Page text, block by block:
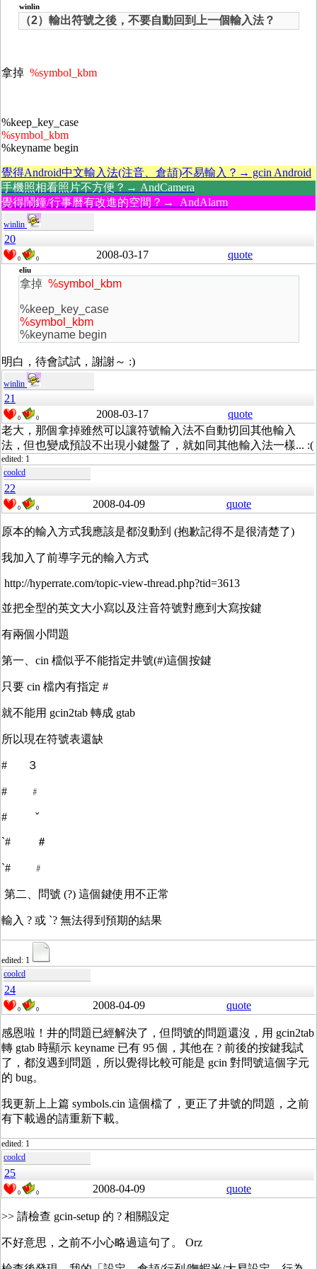
winlin
（2）輸出符號之後，不要自動回到上一個輸入法？
拿掉 %symbol_kbm
%keep_key_case
%symbol_kbm
%keyname begin
覺得Android中文輸入法(注音、倉頡)不易輸入？→ gcin Android
手機照相看照片不方便？→ AndCamera
覺得鬧鐘/行事曆有改進的空間？→ AndAlarm
winlin
20
0 0 2008-03-17 quote
eliu
拿掉 %symbol_kbm
%keep_key_case
%symbol_kbm
%keyname begin
明白，待會試試，謝謝～ :)
winlin
21
0 0 2008-03-17
quote
老大，那個拿掉雖然可以讓符號輸入法不自動切回其他輸入
法，但也變成預設不出現小鍵盤了，就如同其他輸入法一樣... :(
edited: 1
coolcd
22
0 0 2008-04-09 quote
原本的輸入方式我應該是都沒動到 (抱歉記得不是很清楚了)
我加入了前導字元的輸入方式
http://hyperrate.com/topic-view-thread.php?tid=3613
並把全型的英文大小寫以及注音符號對應到大寫按鍵
有兩個小問題
第一、cin 檔似乎不能指定井號(#)這個按鍵
只要 cin 檔內有指定 #
就不能用 gcin2tab 轉成 gtab
所以現在符號表還缺
# ３
# ﹟
# ˇ
`# ＃
`# ﹟
第二、問號 (?) 這個鍵使用不正常
輸入 ? 或 `? 無法得到預期的結果
edited: 1
coolcd
24
0 0 2008-04-09 quote
感恩啦！井的問題已經解決了，但問號的問題還沒，用 gcin2tab
轉 gtab 時顯示 keyname 已有 95 個，其他在 ? 前後的按鍵我試
了，都沒遇到問題，所以覺得比較可能是 gcin 對問號這個字元
的 bug。
我更新上上篇 symbols.cin 這個檔了，更正了井號的問題，之前
有下載過的請重新下載。
edited: 1
coolcd
25
0 0 2008-04-09 quote
>> 請檢查 gcin-setup 的 ? 相關設定
不好意思，之前不小心略過這句了。 Orz